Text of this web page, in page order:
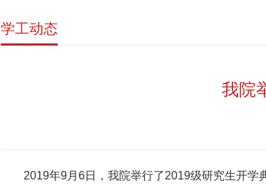
学工动态
我院
2019年9月6日，我院举行了2019级研究生开学